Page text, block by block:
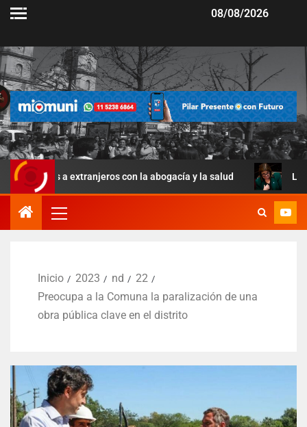
08/08/2026
a extranjeros con la abogacía y la salud La Ley de
Inicio 2023 nd
22
Preocupa a la Comuna la paralización de una
obra pública clave en el distrito